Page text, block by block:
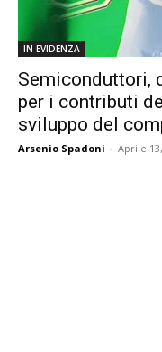
IN EVIDENZA
Semiconduttori,
per i contributi
sviluppo del
Arsenio Spadoni - Aprile